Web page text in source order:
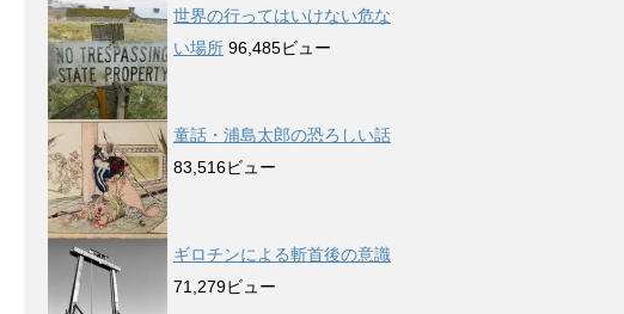
世界の行ってはいけない危な
い場所 96,485ビュー
童話・浦島太郎の恐ろしい話
83,516ビュー
ギロチンによる斬首後の意識
71,279ビュー